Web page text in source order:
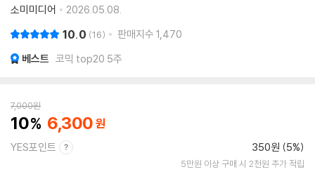
소미미디어
2026.05.08.
10.0 16 판매지수 1,470
베스트 코믹 top20 5주
7,000원
10 6,300
YES포인트 350원 (5%)
5만원 이상 구매 시 2천원 추가 적립